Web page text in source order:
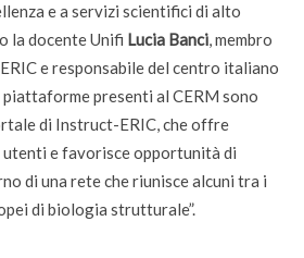
e a servizi scientifici di alto
la docente Unifi Lucia Banci, membro
e responsabile del centro italiano
presenti al CERM sono
di Instruct-ERIC, che offre
e favorisce opportunità di
di una rete che riunisce alcuni tra i
di biologia strutturale”.